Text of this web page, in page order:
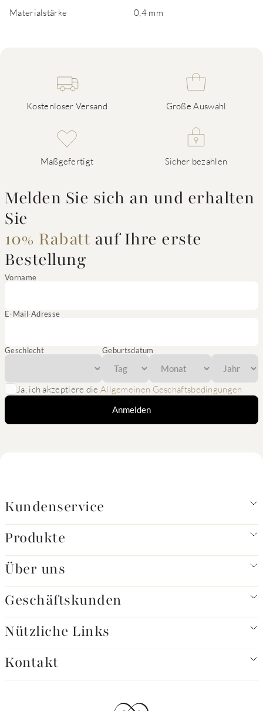
Materialstärke
0,4 mm
Kostenloser Versand Große Auswahl
Maßgefertigt Sicher bezahlen
Melden Sie sich an und erhalten
Sie
10% Rabatt auf Ihre erste
Bestellung
Vorname
E-Mail-Adresse
Geschlecht Geburtsdatum
Ja, ich akzeptiere die Allgemeinen Geschäftsbedingungen
Anmelden
Kundenservice
Produkte
Über uns
Geschäftskunden
Nützliche Links
Kontakt